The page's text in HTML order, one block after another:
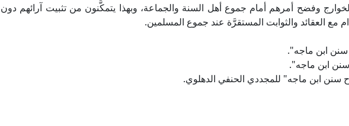
وفضح أمرهم أمام جموع أهل السنة والجماعة، وبهذا يتمكَّنون من تثبيت آرائهم دون
مع العقائد والثوابت المستقرَّة عند جموع المسلمين.
ابن ماجه".
ابن ماجه".
سنن ابن ماجه" للمجددي الحنفي الدهلوي.